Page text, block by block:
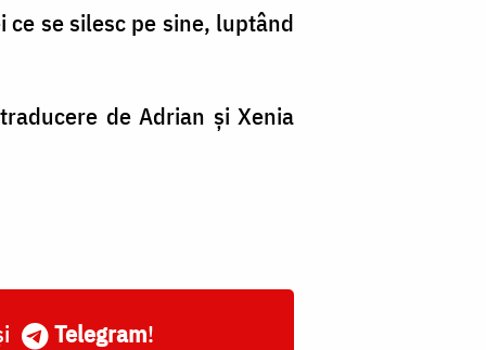
se silesc pe sine, luptând
de Adrian și Xenia
Telegram!